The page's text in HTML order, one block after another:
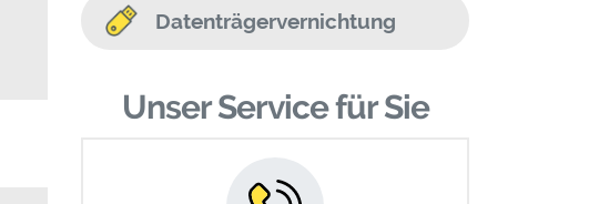
Datenträgervernichtung
Unser Service für Sie